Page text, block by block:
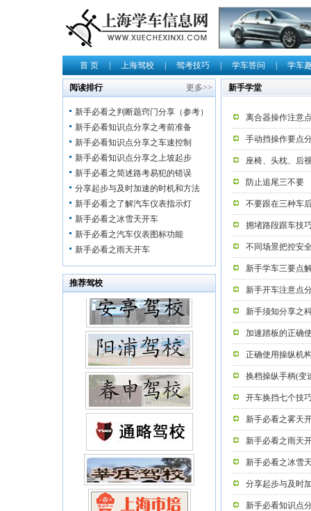
首 页|上海驾校|驾考技巧|学车答问|学车
阅读排行 更多>>
新手必看之判断题窍门分享（参考）
新手必看知识点分享之考前准备
新手必看知识点分享之车速控制
新手必看知识点分享之上坡起步
新手必看之简述路考易犯的错误
分享起步与及时加速的时机和方法
新手必看之了解汽车仪表指示灯
新手必看之冰雪天开车
新手必看之汽车仪表图标功能
新手必看之雨天开车
推荐驾校
新手学堂
离合器操作注意
手动挡操作要点
座椅、头枕、后
防止追尾三不要
不要跟在三种车
拥堵路段跟车技
不同场景把控安
新手学车三要点
新手开车注意点
新手须知分享之
加速踏板的正确
正确使用操纵机
换档操纵手柄(变
开车换挡七个技
新手必看之雾天
新手必看之雨天
新手必看之冰雪
分享起步与及时
新手必看知识点